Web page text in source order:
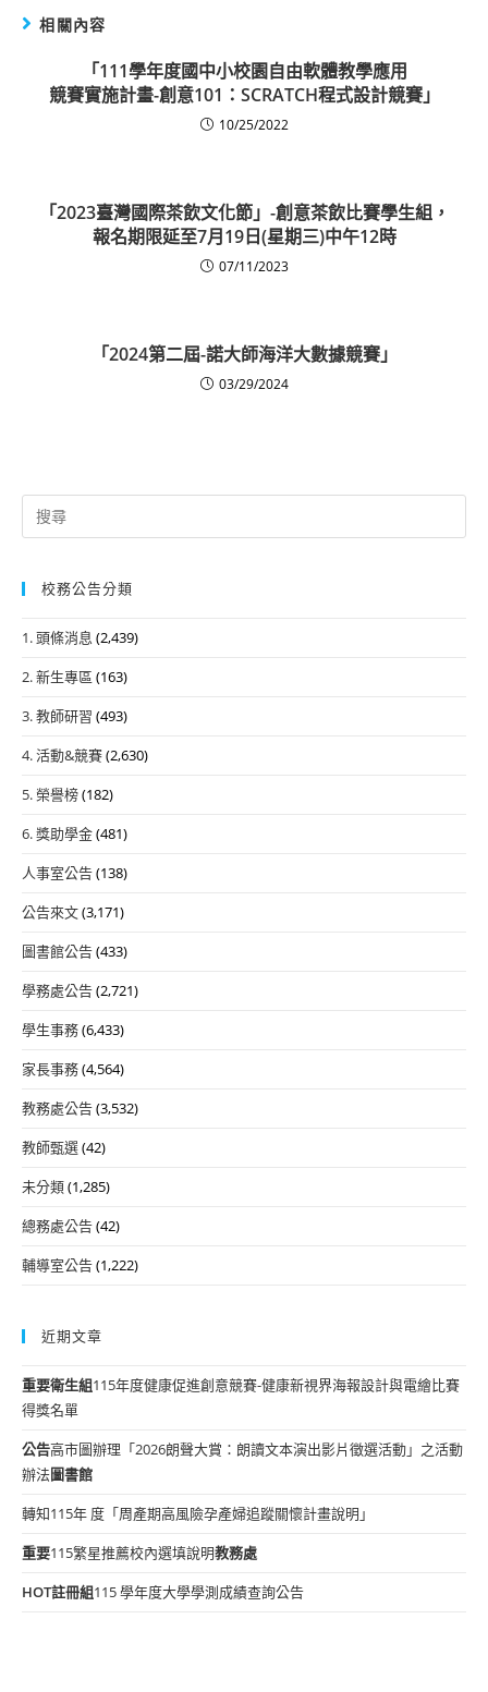
相關內容
「111學年度國中小校園自由軟體教學應用
競賽實施計畫-創意101：SCRATCH程式設計競賽」
10/25/2022
「2023臺灣國際茶飲文化節」-創意茶飲比賽學生組，
報名期限延至7月19日(星期三)中午12時
07/11/2023
「2024第二屆-諾大師海洋大數據競賽」
03/29/2024
Search
for:
校務公告分類
1. 頭條消息 (2,439)
2. 新生專區 (163)
3. 教師研習 (493)
4. 活動&競賽(2,630)
5. 榮譽榜(182)
6. 獎助學金(481)
人事室公告(138)
公告來文(3,171)
圖書館公告(433)
學務處公告(2,721)
學生事務(6,433)
家長事務(4,564)
教務處公告(3,532)
教師甄選(42)
未分類(1,285)
總務處公告(42)
輔導室公告(1,222)
近期文章
重要衛生組115年度健康促進創意競賽-健康新視界海報設計與電繪比賽
得獎名單
公告高市圖辦理「2026朗聲大賞：朗讀文本演出影片徵選活動」之活動
辦法圖書館
轉知115年 度「周產期高風險孕產婦追蹤關懷計畫說明」
重要115繁星推薦校內選填說明教務處
HOT註冊組115 學年度大學學測成績查詢公告